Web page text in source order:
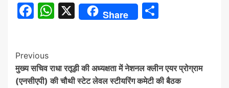
Facebook
WhatsApp
X Share
Continue
Reading
Previous
मुख्य सचिव राधा रतूड़ी की अध्यक्षता में नेशनल क्लीन एयर प्रोग्राम
(एनसीएपी) की चौथी स्टेट लेवल स्टीयरिंग कमेटी की बैठक